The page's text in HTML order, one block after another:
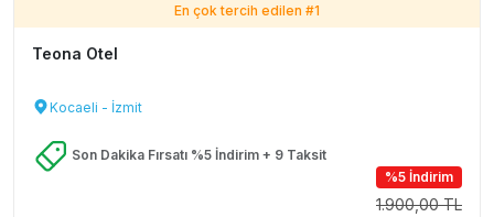
En çok tercih edilen #1
Teona Otel
Kocaeli - İzmit
Son Dakika Fırsatı %5 İndirim + 9 Taksit
%5 İndirim
1.900,00 TL